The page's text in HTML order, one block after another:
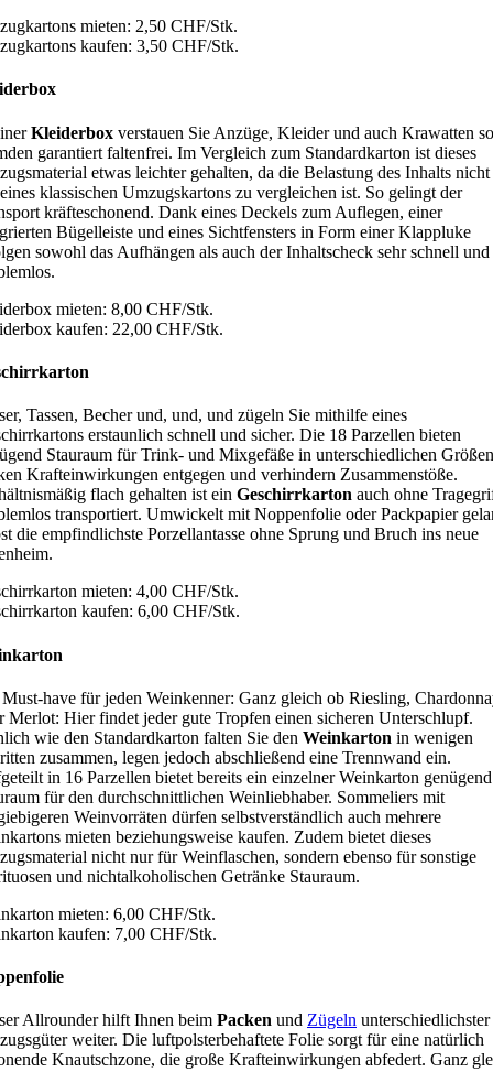
mieten: 2,50 CHF/Stk.
kaufen: 3,50 CHF/Stk.
Kleiderbox verstauen Sie Anzüge, Kleider und auch Krawatten
garantiert faltenfrei. Im Vergleich zum Standardkarton ist dieses
etwas leichter gehalten, da die Belastung des Inhalts
klassischen Umzugskartons zu vergleichen ist. So gelingt der
kräfteschonend. Dank eines Deckels zum Auflegen, einer
Bügelleiste und eines Sichtfensters in Form einer Klappluke
sowohl das Aufhängen als auch der Inhaltscheck sehr schnell und
mieten: 8,00 CHF/Stk.
kaufen: 22,00 CHF/Stk.
Tassen, Becher und, und, und zügeln Sie mithilfe eines
erstaunlich schnell und sicher. Die 18 Parzellen bieten
Stauraum für Trink- und Mixgefäße in unterschiedlichen
Krafteinwirkungen entgegen und verhindern Zusammenstöße.
flach gehalten ist ein Geschirrkarton auch ohne
transportiert. Umwickelt mit Noppenfolie oder Packpapier
die empfindlichste Porzellantasse ohne Sprung und Bruch ins neue
mieten: 4,00 CHF/Stk.
kaufen: 6,00 CHF/Stk.
have für jeden Weinkenner: Ganz gleich ob Riesling,
Merlot: Hier findet jeder gute Tropfen einen sicheren Unterschlupf.
wie den Standardkarton falten Sie den Weinkarton in wenigen
zusammen, legen jedoch abschließend eine Trennwand ein.
in 16 Parzellen bietet bereits ein einzelner Weinkarton genügend
für den durchschnittlichen Weinliebhaber. Sommeliers mit
Weinvorräten dürfen selbstverständlich auch mehrere
mieten beziehungsweise kaufen. Zudem bietet dieses
nicht nur für Weinflaschen, sondern ebenso für sonstige
und nichtalkoholischen Getränke Stauraum.
mieten: 6,00 CHF/Stk.
kaufen: 7,00 CHF/Stk.
Allrounder hilft Ihnen beim Packen und Zügeln unterschiedlichster
weiter. Die luftpolsterbehaftete Folie sorgt für eine natürlich
Knautschzone, die große Krafteinwirkungen abfedert. Ganz